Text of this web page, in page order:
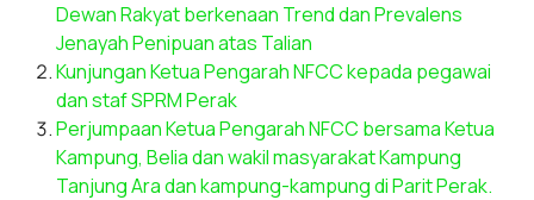
Dewan Rakyat berkenaan Trend dan Prevalens
Jenayah Penipuan atas Talian
Kunjungan Ketua Pengarah NFCC kepada pegawai
dan staf SPRM Perak
Perjumpaan Ketua Pengarah NFCC bersama Ketua
Kampung, Belia dan wakil masyarakat Kampung
Tanjung Ara dan kampung-kampung di Parit Perak.